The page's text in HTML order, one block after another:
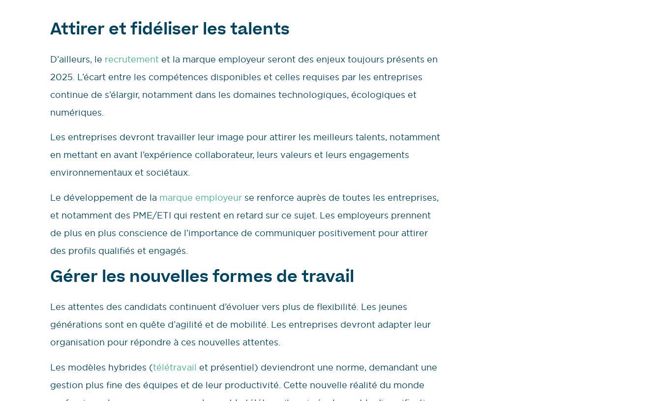
Attirer et fidéliser les talents
D’ailleurs, le recrutement et la marque employeur seront des enjeux toujours présents en
2025. L’écart entre les compétences disponibles et celles requises par les entreprises
continue de s’élargir, notamment dans les domaines technologiques, écologiques et
numériques.
Les entreprises devront travailler leur image pour attirer les meilleurs talents, notamment
en mettant en avant l’expérience collaborateur, leurs valeurs et leurs engagements
environnementaux et sociétaux.
Le développement de la marque employeur se renforce auprès de toutes les entreprises,
et notamment des PME/ETI qui restent en retard sur ce sujet. Les employeurs prennent
de plus en plus conscience de l’importance de communiquer positivement pour attirer
des profils qualifiés et engagés.
Gérer les nouvelles formes de travail
Les attentes des candidats continuent d’évoluer vers plus de flexibilité. Les jeunes
générations sont en quête d’agilité et de mobilité. Les entreprises devront adapter leur
organisation pour répondre à ces nouvelles attentes.
Les modèles hybrides (télétravail et présentiel) deviendront une norme, demandant une
gestion plus fine des équipes et de leur productivité. Cette nouvelle réalité du monde